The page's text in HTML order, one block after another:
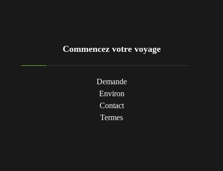
Commencez votre voyage
Demande
Environ
Contact
Termes